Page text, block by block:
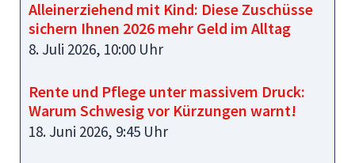
Alleinerziehend mit Kind: Diese Zuschüsse
sichern Ihnen 2026 mehr Geld im Alltag
8. Juli 2026, 10:00 Uhr
Rente und Pflege unter massivem Druck:
Warum Schwesig vor Kürzungen warnt!
18. Juni 2026, 9:45 Uhr